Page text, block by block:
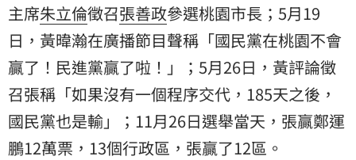
主席朱立倫徵召張善政參選桃園市長；5月19
日，黃暐瀚在廣播節目聲稱「國民黨在桃園不會
贏了！民進黨贏了啦！」；5月26日，黃評論徵
召張稱「如果沒有一個程序交代，185天之後，
國民黨也是輸」；11月26日選舉當天，張贏鄭運
鵬12萬票，13個行政區，張贏了12區。